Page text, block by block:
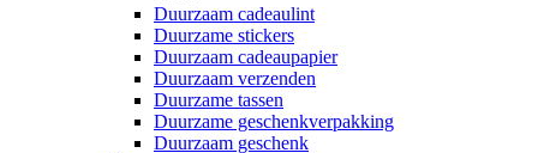
Duurzaam cadeaulint
Duurzame stickers
Duurzaam cadeaupapier
Duurzaam verzenden
Duurzame tassen
Duurzame geschenkverpakking
Duurzaam geschenk